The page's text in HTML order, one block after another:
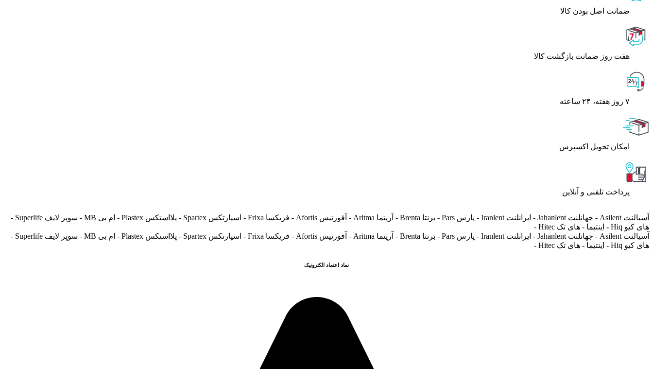
ﺿﻤﺎﻧﺖ اﺻﻞ ﺑﻮدن ﮐﺎﻟﺎ
هفت روز ضمانت بازگشت کالا
۷ روز ﻫﻔﺘﻪ، ۲۴ ﺳﺎﻋﺘﻪ
اﻣﮑﺎن ﺗﺤﻮﯾﻞ اﮐﺴﭙﺮس
پرداخت تلفنی و آنلاین
آسیالنت Asilent - جهانلنت Jahanlent - ایرانلنت Iranlent - پارس Pars - برنتا Brenta - آریتما Aritma - آفورتیس Afortis - فریکسا Frixa - اسپارتکس Spartex - پلااستکس Plastex - ام بی MB - سوپر لایف Superlife -
های کیو Hiq - اینتیما - های تک Hitec -
آسیالنت Asilent - جهانلنت Jahanlent - ایرانلنت Iranlent - پارس Pars - برنتا Brenta - آریتما Aritma - آفورتیس Afortis - فریکسا Frixa - اسپارتکس Spartex - پلااستکس Plastex - ام بی MB - سوپر لایف Superlife -
های کیو Hiq - اینتیما - های تک Hitec -
نماد اعتماد الکترونیک